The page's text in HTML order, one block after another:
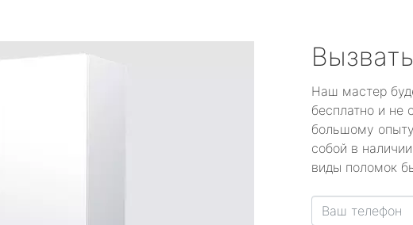
Наш мастер
бесплатно и не
большому
собой в
виды поломок